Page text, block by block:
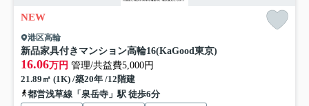
NEW
港区高輪
新品家具付きマンション高輪16(KaGood東京)
16.06万円 管理/共益費5,000円
21.89㎡ (1K) /築20年 /12階建
都営浅草線「泉岳寺」駅 徒歩6分